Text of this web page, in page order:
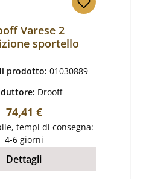
Varese 2
sportello
prodotto: 01030889
Drooff
Prezzo normale:
74,41 €
tempi di consegna:
4-6 giorni
Dettagli